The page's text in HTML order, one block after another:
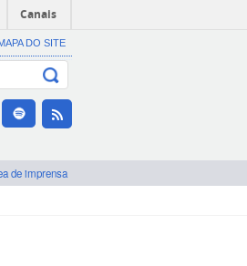
Canais
DO SITE
de imprensa